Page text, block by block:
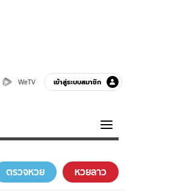
WeTV เข้าสู่ระบบสมาชิก
ความรู้รอบตัว
ฮาวทู
ตรวจหวย หวยลาว